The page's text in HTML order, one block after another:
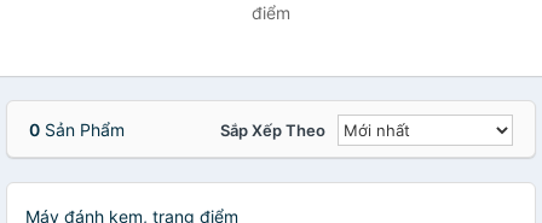
điểm
0 Sản Phẩm Sắp Xếp Theo
Máy đánh kem, trang điểm